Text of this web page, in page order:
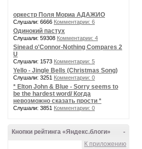
оркестр Поля Мориа АДАЖИО
Слушали: 6666 Комментарии: 6
Одинокий пастух
Слушали: 59308 Комментарии: 4
Sinead o'Connor-Nothing Compares 2
U
Слушали: 1573 Комментарии: 5
Yello - Jingle Bells (Christmas Song)
Слушали: 3251 Комментарии: 0
* Elton John & Blue - Sorry seems to
be the hardest word/ Когда
невозможно сказать прости *
Слушали: 3851 Комментарии: 0
-
Кнопки рейтинга «Яндекс.блоги»
К приложению